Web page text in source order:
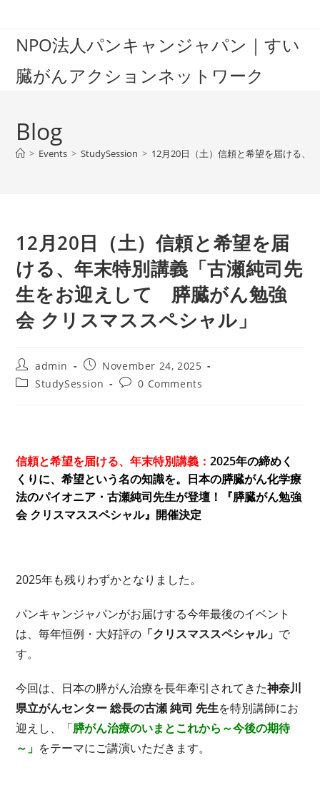
contentNPO法人パンキャンジャパン｜すい
臓がんアクションネットワーク
Blog
> Events > StudySession > 12月20日（土）信頼と希望を届ける、
12月20日（土）信頼と希望を届
ける、年末特別講義「古瀬純司先
生をお迎えして 膵臓がん勉強
会 クリスマススペシャル」
Post
author:
admin
Post
published:
November 24, 2025
PostStudySession
Post0 Comments
信頼と希望を届ける、年末特別講義：2025年の締めく
くりに、希望という名の知識を。日本の膵臓がん化学療
法のパイオニア・古瀬純司先生が登壇！『膵臓がん勉強
会 クリスマススペシャル』開催決定
2025年も残りわずかとなりました。
パンキャンジャパンがお届けする今年最後のイベント
は、毎年恒例・大好評の 「クリスマススペシャル」 で
す。
今回は、日本の膵がん治療を長年牽引されてきた神奈川
県立がんセンター 総長の古瀬 純司 先生を特別講師にお
迎えし、「膵がん治療のいまとこれから～今後の期待
～」 をテーマにご講演いただきます。